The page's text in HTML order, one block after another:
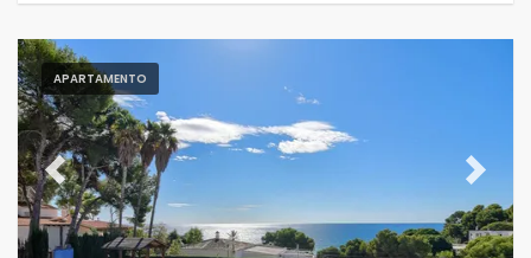
APARTAMENTO
Previous Next